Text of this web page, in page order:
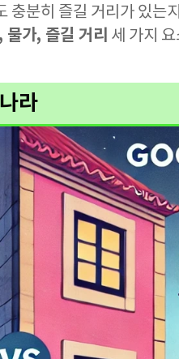
충분히 즐길 거리가 있는
물가, 즐길 거리 세 가지
라